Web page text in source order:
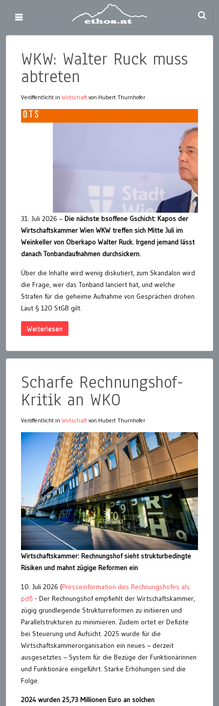
WKW: Walter Ruck muss
abtreten
Veröffentlicht in Wirtschaft von Hubert Thurnhofer
31. Juli 2026 – Die nächste bsoffene Gschicht: Kapos der
Wirtschaftskammer Wien WKW treffen sich Mitte Juli im
Weinkeller von Oberkapo Walter Ruck. Irgend jemand lässt
danach Tonbandaufnahmen durchsickern.
Über die Inhalte wird wenig diskutiert, zum Skandalon wird
die Frage, wer das Tonband lanciert hat, und welche
Strafen für die geheime Aufnahme von Gesprächen drohen.
Laut § 120 StGB gilt.
Weiterlesen
Scharfe Rechnungshof-
Kritik an WKO
Veröffentlicht in Wirtschaft von Hubert Thurnhofer
Wirtschaftskammer: Rechnungshof sieht strukturbedingte
Risiken und mahnt zügige Reformen ein
10. Juli 2026 (Presseinformation des Rechnungshofes als
pdf) - Der Rechnungshof empfiehlt der Wirtschaftskammer,
zügig grundlegende Strukturreformen zu initiieren und
Parallelstrukturen zu minimieren. Zudem ortet er Defizite
bei Steuerung und Aufsicht. 2025 wurde für die
Wirtschaftskammerorganisation ein neues – derzeit
ausgesetztes – System für die Bezüge der Funktionärinnen
und Funktionäre eingeführt. Starke Erhöhungen sind die
Folge.
2024 wurden 25,73 Millionen Euro an solchen